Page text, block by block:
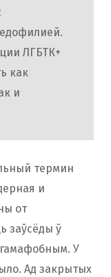
ЛГБТК+
как
и
термин
и
от
заўсёды ў
У
Ад закрытых